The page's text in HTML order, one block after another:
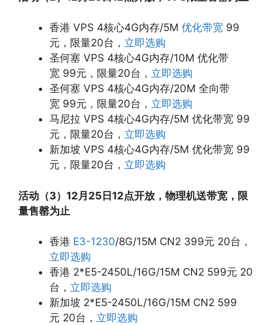
香港 VPS 4核心4G内存/5M 优化带宽 99
元，限量20台， 立即选购
圣何塞 VPS 4核心4G内存/10M 优化带
宽 99元，限量20台， 立即选购
圣何塞 VPS 4核心4G内存/20M 全向带
宽 99元，限量20台， 立即选购
马尼拉 VPS 4核心4G内存/5M 优化带宽 99
元，限量20台， 立即选购
新加坡 VPS 4核心4G内存/5M 优化带宽 99
元，限量20台， 立即选购
活动（3）12月25日12点开放，物理机送带宽，限
量售罄为止
香港 E3-1230/8G/15M CN2 399元 20台，
立即选购
香港 2*E5-2450L/16G/15M CN2 599元 20
台， 立即选购
新加坡 2*E5-2450L/16G/15M CN2 599
元 20台， 立即选购